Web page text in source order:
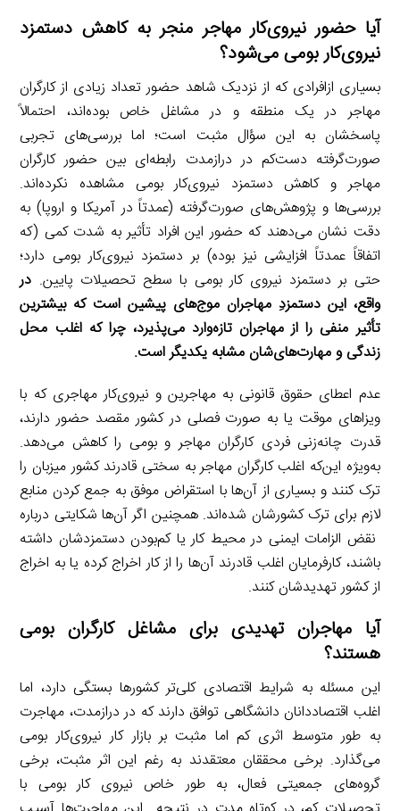
آیا حضور نیروی‌کار مهاجر منجر به کاهش دستمزد
نیروی‌کار بومی می‌شود؟
بسیاری ازافرادی که از نزدیک شاهد حضور تعداد زیادی از کارگران
مهاجر در یک منطقه و در مشاغل خاص بوده‌اند، احتمالاً
پاسخشان به این سؤال مثبت است؛ اما بررسی‌های تجربی
صورت‌گرفته دست‌کم در درازمدت رابطه‌ای بین حضور کارگران
مهاجر و کاهش دستمزد نیروی‌کار بومی مشاهده نکرده‌اند.
بررسی‌ها و پژوهش‌های صورت‌گرفته (عمدتاً در آمریکا و اروپا) به
دقت نشان می‌دهند که حضور این افراد تأثیر به شدت کمی (که
اتفاقاً عمدتاً افزایشی نیز بوده) بر دستمزد نیروی‌کار بومی دارد؛
حتی بر دستمزد نیروی کار بومی با سطح تحصیلات پایین. در
واقع، این دستمزدِ مهاجران موج‌های پیشین است که بیشترین
تأثیر منفی را از مهاجران تازه‌وارد می‌پذیرد، چرا که اغلب محل
زندگی و مهارت‌های‌شان مشابه یکدیگر است.
عدم اعطای حقوق قانونی به مهاجرین و نیروی‌کار مهاجری که با
ویزاهای موقت یا به صورت فصلی در کشور مقصد حضور دارند،
قدرت چانه‌زنی فردی کارگران مهاجر و بومی را کاهش می‌دهد.
به‌ویژه این‌که اغلب کارگران مهاجر به سختی قادرند کشور میزبان را
ترک کنند و بسیاری از آن‌ها با استقراض موفق به جمع کردن منابع
لازم برای ترک کشورشان شده‌اند. همچنین اگر آن‌ها شکایتی درباره
نقض الزامات ایمنی در محیط کار یا کم‌بودن دستمزدشان داشته
باشند، کارفرمایان اغلب قادرند آن‌ها را از کار اخراج کرده یا به اخراج
از کشور تهدیدشان کنند.
آیا مهاجران تهدیدی برای مشاغل کارگران بومی
هستند؟
این مسئله به شرایط اقتصادی کلی‌تر کشورها بستگی دارد، اما
اغلب اقتصاددانان دانشگاهی توافق دارند که در درازمدت، مهاجرت
به طور متوسط اثری کم اما مثبت بر بازار کار نیروی‌کار بومی
می‌گذارد. برخی محققان معتقدند به رغم این اثر مثبت، برخی
گروه‌های جمعیتی فعال، به طور خاص نیروی کار بومی با